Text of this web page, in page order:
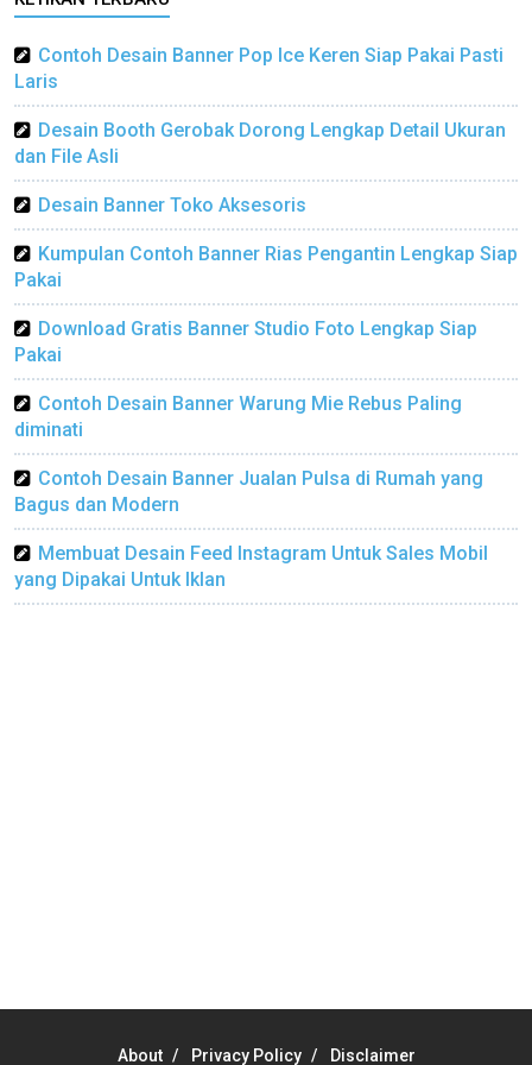
Contoh Desain Banner Pop Ice Keren Siap Pakai Pasti
Laris
Desain Booth Gerobak Dorong Lengkap Detail Ukuran
dan File Asli
Desain Banner Toko Aksesoris
Kumpulan Contoh Banner Rias Pengantin Lengkap Siap
Pakai
Download Gratis Banner Studio Foto Lengkap Siap
Pakai
Contoh Desain Banner Warung Mie Rebus Paling
diminati
Contoh Desain Banner Jualan Pulsa di Rumah yang
Bagus dan Modern
Membuat Desain Feed Instagram Untuk Sales Mobil
yang Dipakai Untuk Iklan
About Privacy Policy Disclaimer